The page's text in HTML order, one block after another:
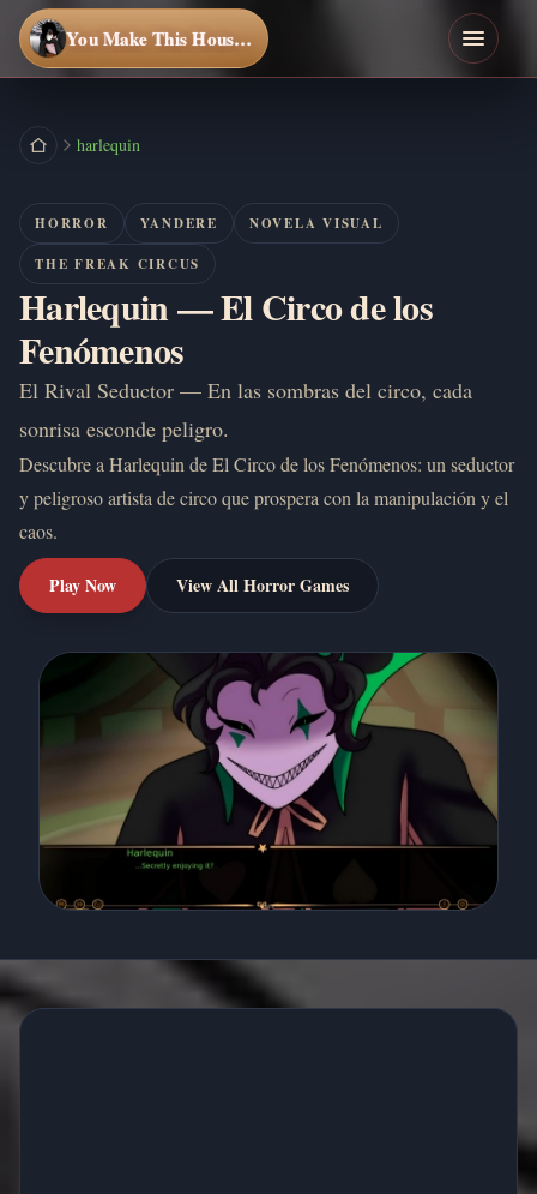
You Make This House a Home
harlequin
HORROR YANDERE NOVELA VISUAL
THE FREAK CIRCUS
Harlequin — El Circo de los
Fenómenos
El Rival Seductor — En las sombras del circo, cada
sonrisa esconde peligro.
Descubre a Harlequin de El Circo de los Fenómenos: un seductor
y peligroso artista de circo que prospera con la manipulación y el
caos.
Play Now View All Horror Games